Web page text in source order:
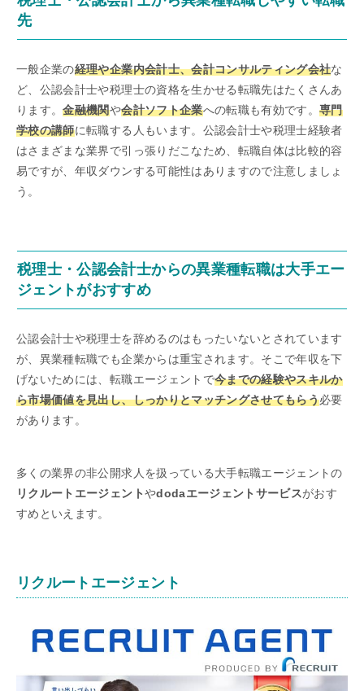
先
一般企業の経理や企業内会計士、会計コンサルティング会社な
ど、公認会計士や税理士の資格を生かせる転職先はたくさんあ
ります。金融機関や会計ソフト企業への転職も有効です。専門
学校の講師に転職する人もいます。公認会計士や税理士経験者
はさまざまな業界で引っ張りだこなため、転職自体は比較的容
易ですが、年収ダウンする可能性はありますので注意しましょ
う。
税理士・公認会計士からの異業種転職は大手エー
ジェントがおすすめ
公認会計士や税理士を辞めるのはもったいないとされています
が、異業種転職でも企業からは重宝されます。そこで年収を下
げないためには、転職エージェントで今までの経験やスキルか
ら市場価値を見出し、しっかりとマッチングさせてもらう必要
があります。
多くの業界の非公開求人を扱っている大手転職エージェントの
リクルートエージェントやdodaエージェントサービスがおす
すめといえます。
リクルートエージェント